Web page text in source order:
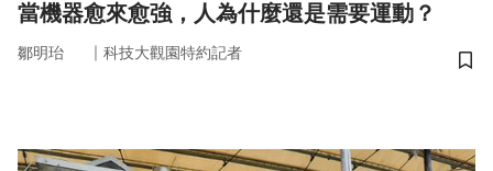
當機器愈來愈強，人為什麼還是需要運動？
鄒明珆 ｜ 科技大觀園特約記者
儲